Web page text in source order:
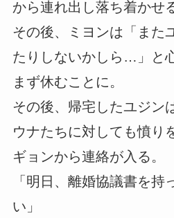
から連れ出し落ち着かせ
その後、ミヨンは「また
たりしないかしら…」と
まず休むことに。
その後、帰宅したユジン
ウナたちに対しても憤り
ギョンから連絡が入る。
「明日、離婚協議書を持
い」